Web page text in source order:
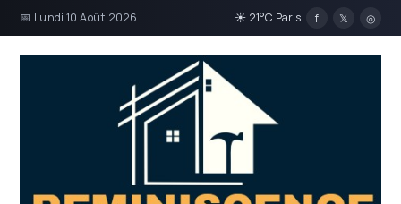
📅 Lundi 10 Août 2026 ☀ 21°C Paris f 𝕏 ◎